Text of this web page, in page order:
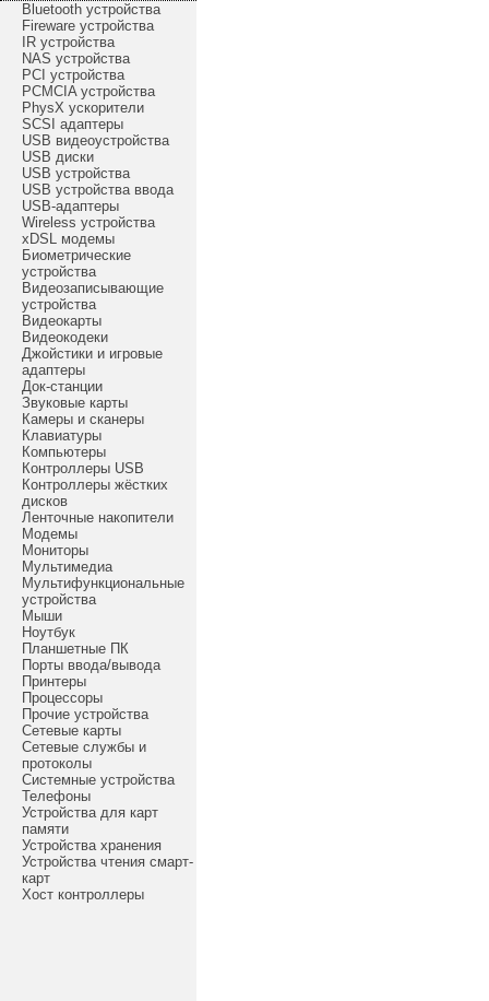
Bluetooth устройства
Fireware устройства
IR устройства
NAS устройства
PCI устройства
PCMCIA устройства
PhysX ускорители
SCSI адаптеры
USB видеоустройства
USB диски
USB устройства
USB устройства ввода
USB-адаптеры
Wireless устройства
xDSL модемы
Биометрические
устройства
Видеозаписывающие
устройства
Видеокарты
Видеокодеки
Джойстики и игровые
адаптеры
Док-станции
Звуковые карты
Камеры и сканеры
Клавиатуры
Компьютеры
Контроллеры USB
Контроллеры жёстких
дисков
Ленточные накопители
Модемы
Мониторы
Мультимедиа
Мультифункциональные
устройства
Мыши
Ноутбук
Планшетные ПК
Порты ввода/вывода
Принтеры
Процессоры
Прочие устройства
Сетевые карты
Сетевые службы и
протоколы
Системные устройства
Телефоны
Устройства для карт
памяти
Устройства хранения
Устройства чтения смарт-
карт
Хост контроллеры